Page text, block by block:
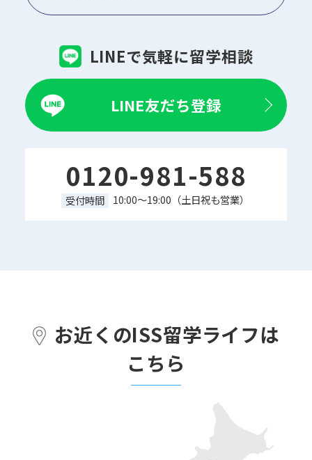
LINEで気軽に留学相談
LINE友だち登録
0120-981-588
受付時間 10:00～19:00（土日祝も営業）
お近くのISS留学ライフは
こちら